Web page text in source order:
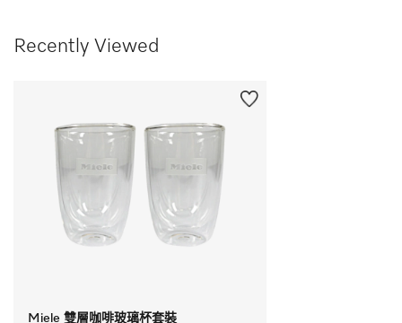
Recently Viewed
Miele 雙層咖啡玻璃杯套裝